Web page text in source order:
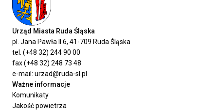
Urząd Miasta Ruda Śląska
pl. Jana Pawła II 6, 41-709 Ruda Śląska
tel. (+48 32) 244 90 00
fax (+48 32) 248 73 48
e-mail: urzad@ruda-sl.pl
Ważne informacje
Komunikaty
Jakość powietrza